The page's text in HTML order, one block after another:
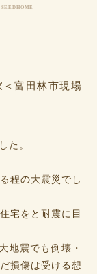
SEEDHOME
富田林市現場
た。
程の大震災でし
宅をと耐震に目
地震でも倒壊・
損傷は受ける想